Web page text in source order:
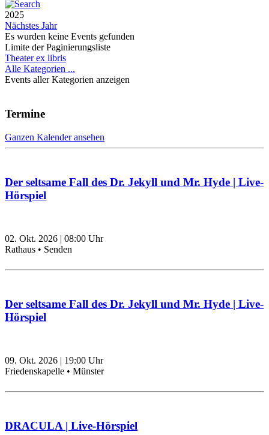
2025
Nächstes Jahr
Es wurden keine Events gefunden
Limite der Paginierungsliste
Theater ex libris
Alle Kategorien ...
Events aller Kategorien anzeigen
Termine
Ganzen Kalender ansehen
Der seltsame Fall des Dr. Jekyll und Mr. Hyde | Live-
Hörspiel
02. Okt. 2026 | 08:00 Uhr
Rathaus • Senden
Der seltsame Fall des Dr. Jekyll und Mr. Hyde | Live-
Hörspiel
09. Okt. 2026 | 19:00 Uhr
Friedenskapelle • Münster
DRACULA | Live-Hörspiel